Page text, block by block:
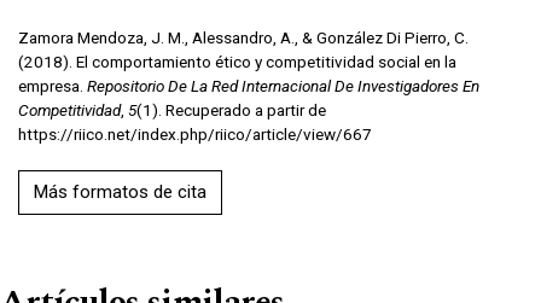
Zamora Mendoza, J. M., Alessandro, A., & González Di Pierro, C.
(2018). El comportamiento ético y competitividad social en la
empresa. Repositorio De La Red Internacional De Investigadores En
Competitividad, 5(1). Recuperado a partir de
https://riico.net/index.php/riico/article/view/667
Más formatos de cita